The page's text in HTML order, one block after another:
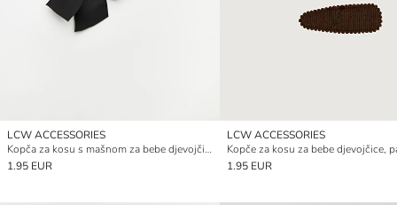
LCW ACCESSORIES
Kopča za kosu s mašnom za bebe djevojčice, 3-pakiranje
1.95 EUR
LCW ACCESSORIES
1.95 EUR